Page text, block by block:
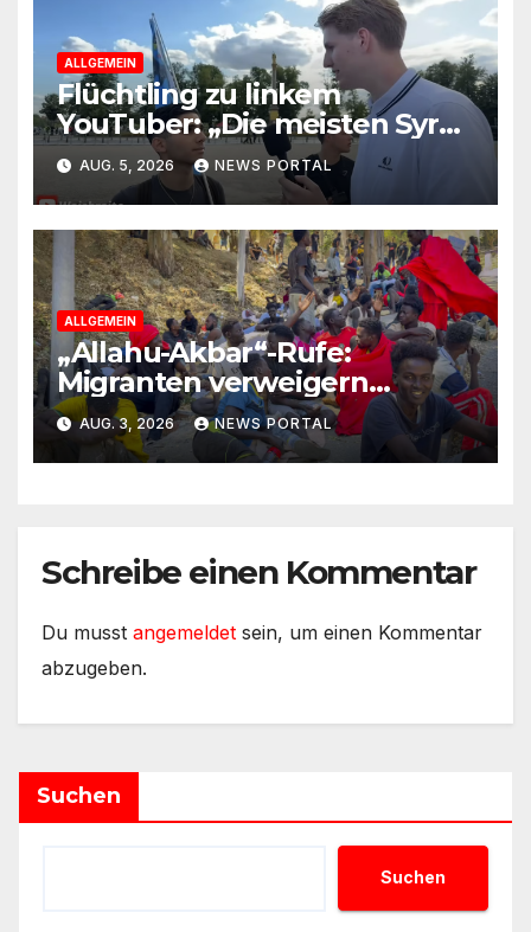
ALLGEMEIN
Flüchtling zu linkem
YouTuber: „Die meisten Syrer
kommen wegen der
Sozialleistungen“
AUG. 5, 2026 NEWS PORTAL
ALLGEMEIN
„Allahu-Akbar“-Rufe:
Migranten verweigern
Rückreise
AUG. 3, 2026 NEWS PORTAL
Schreibe einen Kommentar
Du musst angemeldet sein, um einen Kommentar
abzugeben.
Suchen
Suchen